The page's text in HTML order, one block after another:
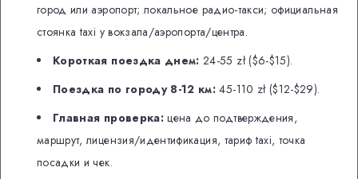
город или аэропорт; локальное радио-такси; официальная
стоянка taxi у вокзала/аэропорта/центра.
Короткая поездка днем: 24-55 zł ($6-$15).
Поездка по городу 8-12 км: 45-110 zł ($12-$29).
Главная проверка:цена до подтверждения,
маршрут, лицензия/идентификация, тариф taxi, точка
посадки и чек.